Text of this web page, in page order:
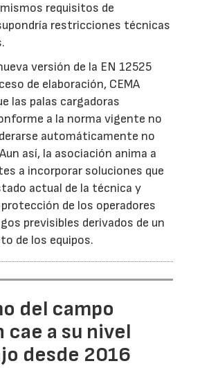
requisitos de
restricciones técnicas
versión de la EN 12525
de elaboración, CEMA
las palas cargadoras
a la norma vigente no
automáticamente no
así, la asociación anima a
a incorporar soluciones que
actual de la técnica y
de los operadores
previsibles derivados de un
de los equipos.
del campo
cae a su nivel
desde 2016